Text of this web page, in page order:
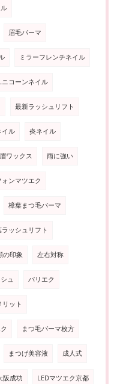
眉毛パーマ
ミラーフレンチネイル
ニコーンネイル
最新ラッシュリフト
イル 炎ネイル
ワックス 雨に強い
ォンマツエク
樟葉まつ毛パーマ
ラッシュリフト
の印象 左右対称
ュ パリエク
リット
まつ毛パーマ枚方
まつげ美容液 成人式
阪成功 LEDマツエク京都